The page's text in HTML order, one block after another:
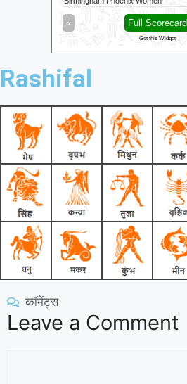
« Full Scorecard
Get this Widget
Rashifal
कॉमेंट्स
Leave a Comment